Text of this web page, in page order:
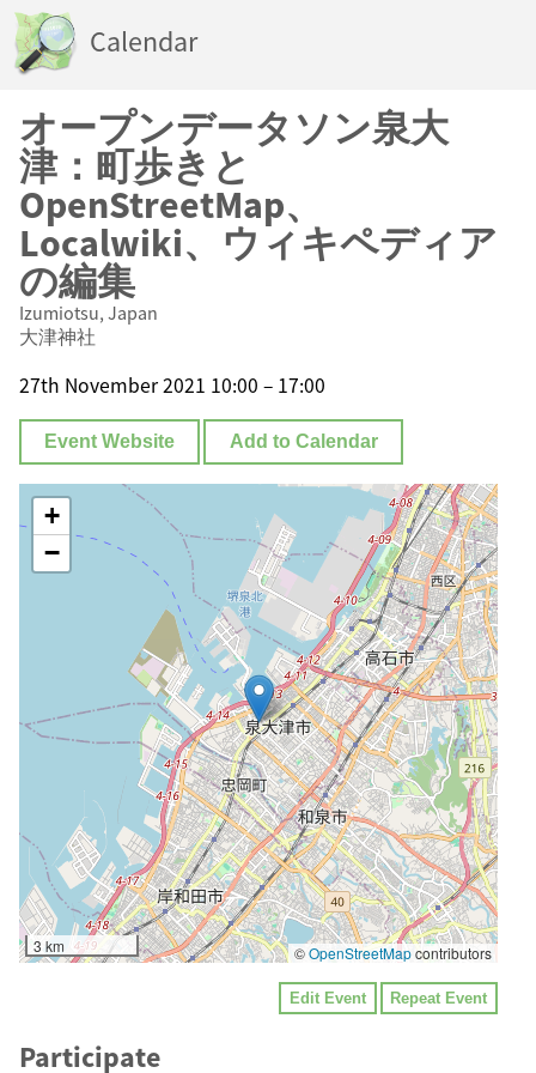
Calendar
オープンデータソン泉大
津：町歩きと
OpenStreetMap、
Localwiki、ウィキペディア
の編集
Izumiotsu, Japan
大津神社
27th November 2021 10:00 – 17:00
Event Website Add to Calendar
+
−
3 km ©OpenStreetMapcontributors
Edit Event Repeat Event
Participate